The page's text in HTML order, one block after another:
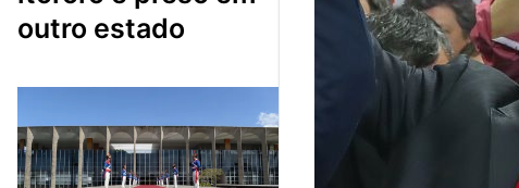
outro estado